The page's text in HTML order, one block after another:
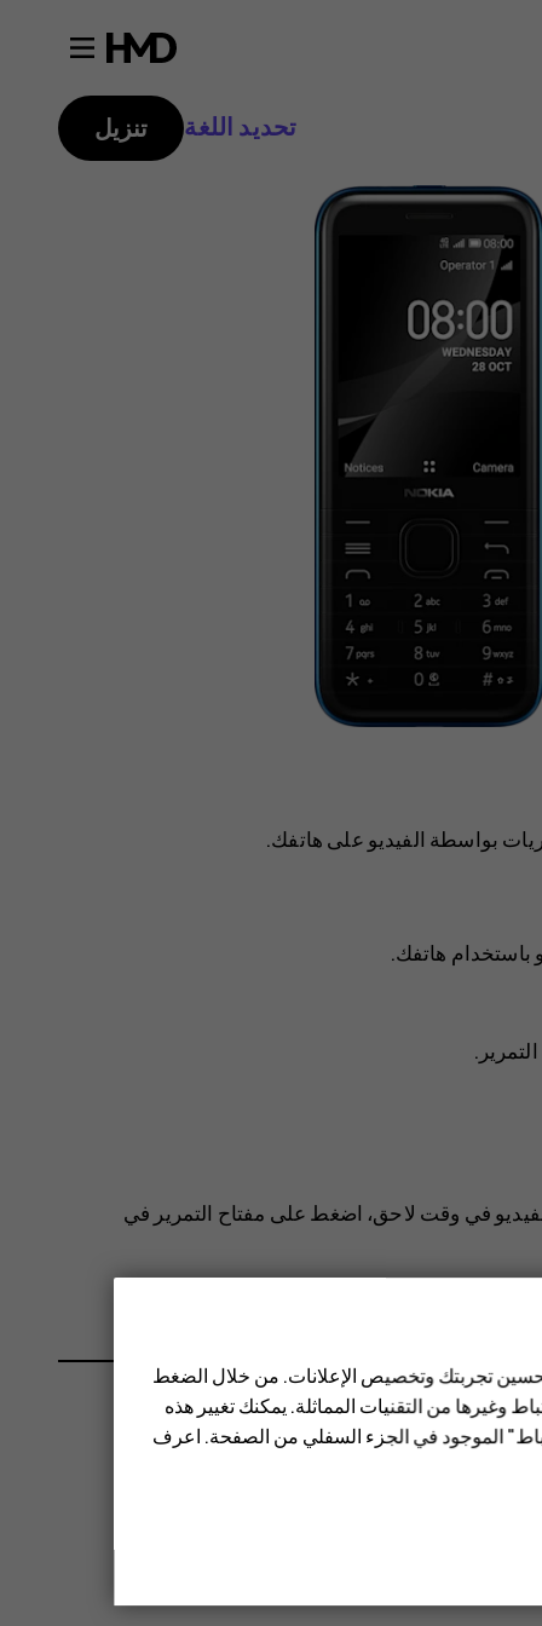
تحديد اللغة تنزيل
بواسطة الفيديو على هاتفك.
باستخدام هاتفك.
في وقت لاحق، اضغط على مفتاح التمرير في
تحسين تجربتك وتخصيص الإعلانات. من خلال الضغط
وغيرها من التقنيات المماثلة. يمكنك تغيير هذه
الموجود في الجزء السفلي من الصفحة. اعرف